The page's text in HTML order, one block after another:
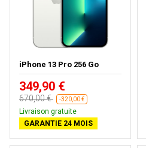
iPhone 13 Pro 256 Go
349,90 €
670,00 € -320,00 €
Livraison gratuite
GARANTIE 24 MOIS